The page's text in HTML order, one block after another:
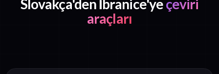
Slovakça'den İbranice'yeçeviri
araçları